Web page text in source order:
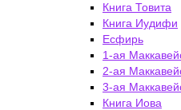
Книга Товита
Книга Иудифи
Есфирь
1-ая
2-ая
3-ая
Книга Иова